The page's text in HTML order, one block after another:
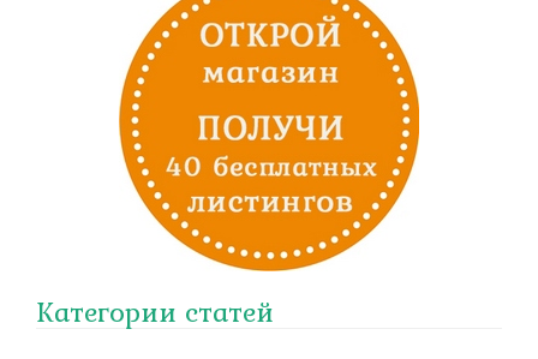
Категории статей